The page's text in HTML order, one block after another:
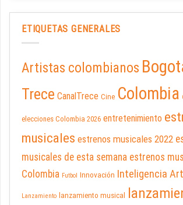
ETIQUETAS GENERALES
Artistas colombianos
Trece CanalTrece Cine Colombia
elecciones Colombia 2026 entretenimiento
musicales estrenos musicales 2022
musicales de esta semana estrenos
Colombia Futbol Innovación Inteligencia
Lanzamiento lanzamiento musical